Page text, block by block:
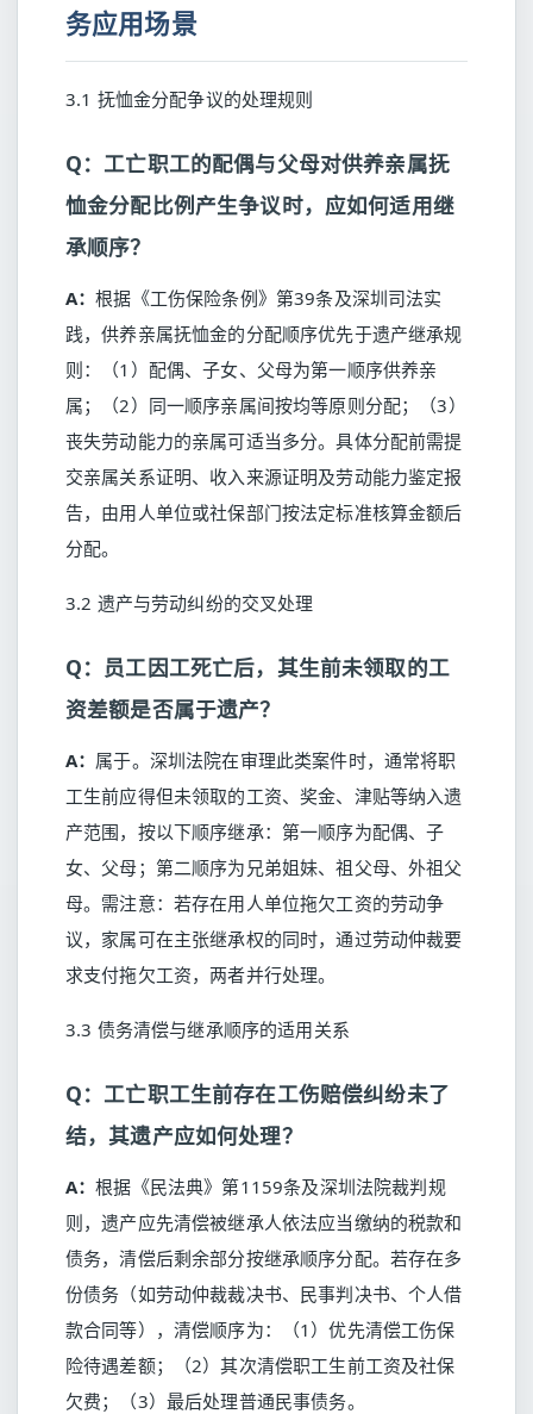
务应用场景
3.1 抚恤金分配争议的处理规则
Q：工亡职工的配偶与父母对供养亲属抚
恤金分配比例产生争议时，应如何适用继
承顺序？
A：根据《工伤保险条例》第39条及深圳司法实
践，供养亲属抚恤金的分配顺序优先于遗产继承规
则：（1）配偶、子女、父母为第一顺序供养亲
属；（2）同一顺序亲属间按均等原则分配；（3）
丧失劳动能力的亲属可适当多分。具体分配前需提
交亲属关系证明、收入来源证明及劳动能力鉴定报
告，由用人单位或社保部门按法定标准核算金额后
分配。
3.2 遗产与劳动纠纷的交叉处理
Q：员工因工死亡后，其生前未领取的工
资差额是否属于遗产？
A： 属于。深圳法院在审理此类案件时，通常将职
工生前应得但未领取的工资、奖金、津贴等纳入遗
产范围，按以下顺序继承：第一顺序为配偶、子
女、父母；第二顺序为兄弟姐妹、祖父母、外祖父
母。需注意：若存在用人单位拖欠工资的劳动争
议，家属可在主张继承权的同时，通过劳动仲裁要
求支付拖欠工资，两者并行处理。
3.3 债务清偿与继承顺序的适用关系
Q：工亡职工生前存在工伤赔偿纠纷未了
结，其遗产应如何处理？
A：根据《民法典》第1159条及深圳法院裁判规
则，遗产应先清偿被继承人依法应当缴纳的税款和
债务，清偿后剩余部分按继承顺序分配。若存在多
份债务（如劳动仲裁裁决书、民事判决书、个人借
款合同等），清偿顺序为：（1）优先清偿工伤保
险待遇差额；（2）其次清偿职工生前工资及社保
欠费；（3）最后处理普通民事债务。